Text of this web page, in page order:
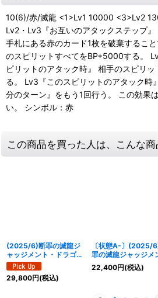
10(6)/赤/滅龍 <1>Lv1 10000 <3>Lv2
Lv2・Lv3『お互いのアタックステップ
手札にある赤のカード1枚を破棄するこ
のスピリットすべてをBP+5000する。
ピリットのアタック時』 相手のスピリ
る。 Lv3『このスピリットのアタック時
分のターン』をもう1回行う。 この効果
い。 シンボル：赤
この商品を買った人は、こんな
(2025/6)断罪の滅龍ジ
ャッジメント・ドラゴニ
ス(CHAMPION)【X】
{BS24-X01}《赤》
29,800円(税込)
〔状態A-〕(2025/
罪の滅龍ジャッジメ
ト・ドラゴニス
(CHAMPION)【X】
22,400円(税込)